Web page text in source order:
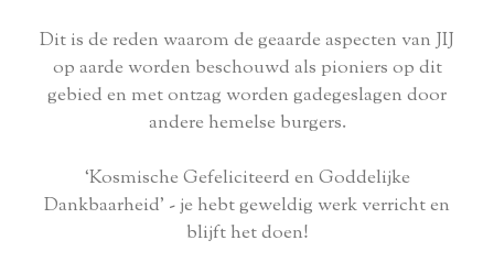
Dit is de reden waarom de geaarde aspecten van JIJ
op aarde worden beschouwd als pioniers op dit
gebied en met ontzag worden gadegeslagen door
andere hemelse burgers.
‘Kosmische Gefeliciteerd en Goddelijke
Dankbaarheid’ - je hebt geweldig werk verricht en
blijft het doen!